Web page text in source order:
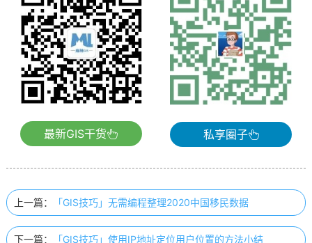
最新GIS干货 私享圈子
上一篇： 「GIS技巧」无需编程整理2020中国移民数据
下一篇： 「GIS技巧」使用IP地址定位用户位置的方法小结